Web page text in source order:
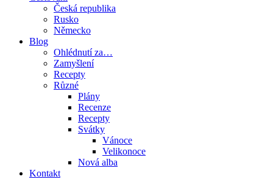
Česká republika
Rusko
Německo
Blog
Ohlédnutí za…
Zamyšlení
Recepty
Různé
Plány
Recenze
Recepty
Svátky
Vánoce
Velikonoce
Nová alba
Kontakt